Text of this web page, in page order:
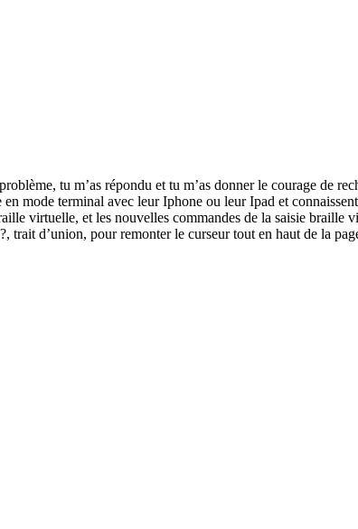
tu m’as répondu et tu m’as donner le courage de
mode terminal avec leur Iphone ou leur Ipad et
virtuelle, et les nouvelles commandes de la saisie
trait d’union, pour remonter le curseur tout en haut de la